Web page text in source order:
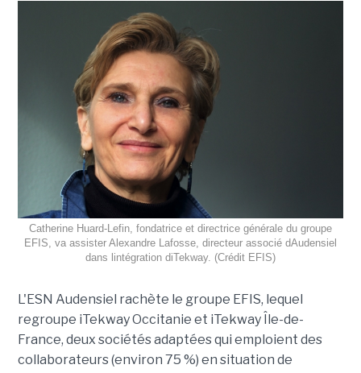
Catherine Huard-Lefin, fondatrice et directrice générale du groupe
EFIS, va assister Alexandre Lafosse, directeur associé dAudensiel
dans lintégration diTekway. (Crédit EFIS)
L'ESN Audensiel rachète le groupe EFIS, lequel
regroupe iTekway Occitanie et iTekway Île-de-
France, deux sociétés adaptées qui emploient des
collaborateurs (environ 75 %) en situation de